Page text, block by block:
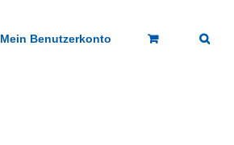
Mein Benutzerkonto